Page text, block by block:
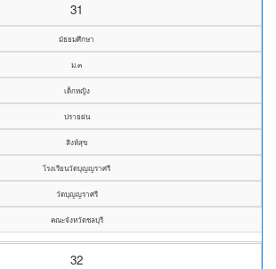
31
มัธยมศึกษา
ม.๓
เด็กหญิง
ปรายฝน
สิงห์สุข
โรงเรียนวัดบุญญราศรี
วัดบุญญราศรี
คณะจังหวัดชลบุรี
32